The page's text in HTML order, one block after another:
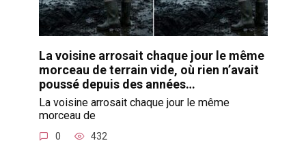
La voisine arrosait chaque jour le même
morceau de terrain vide, où rien n’avait
poussé depuis des années…
La voisine arrosait chaque jour le même
morceau de
0 432